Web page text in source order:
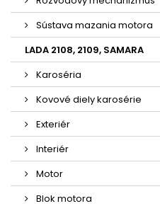
Sústava mazania motora
LADA 2108, 2109, SAMARA
Karoséria
Kovové diely karosérie
Exteriér
Interiér
Motor
Blok motora